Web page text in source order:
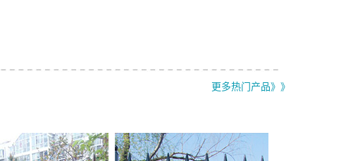
更多热门产品》》